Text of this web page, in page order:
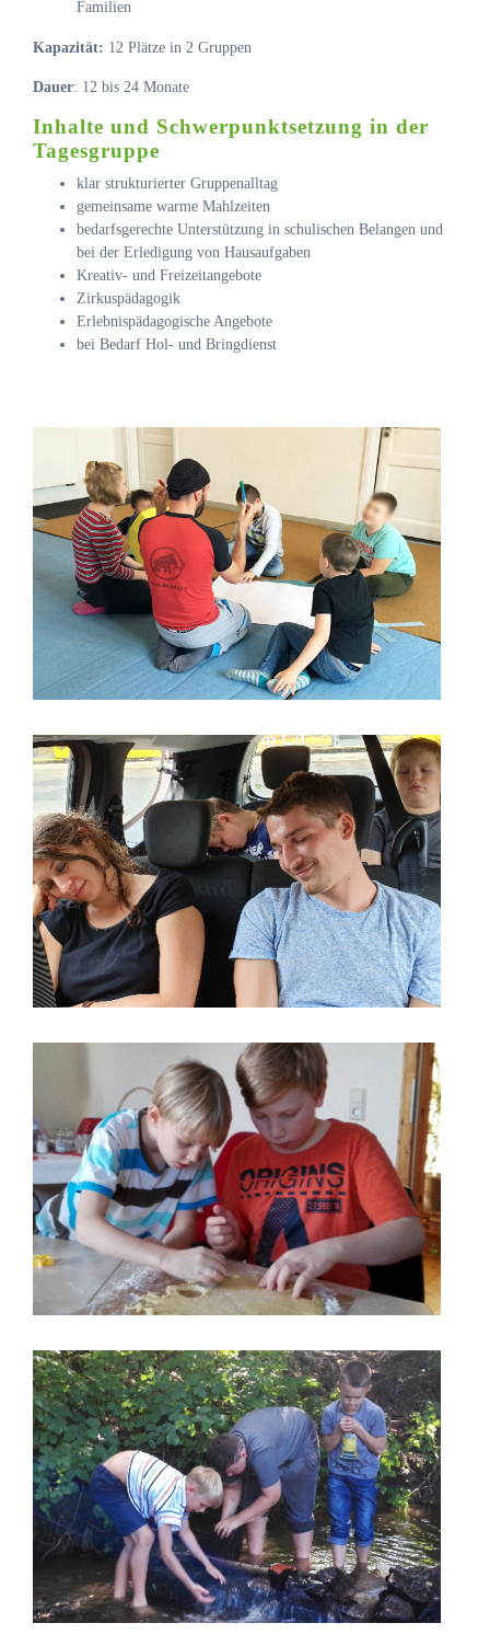
Familien
Kapazität: 12 Plätze in 2 Gruppen
Dauer: 12 bis 24 Monate
Inhalte und Schwerpunktsetzung in der
Tagesgruppe
klar strukturierter Gruppenalltag
gemeinsame warme Mahlzeiten
bedarfsgerechte Unterstützung in schulischen Belangen und
bei der Erledigung von Hausaufgaben
Kreativ- und Freizeitangebote
Zirkuspädagogik
Erlebnispädagogische Angebote
bei Bedarf Hol- und Bringdienst